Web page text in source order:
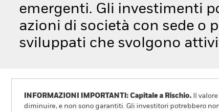
emergenti. Gli investimenti
azioni di società con sede o
sviluppati che svolgono
INFORMAZIONI IMPORTANTI: Capitale a Rischio. Il
diminuire, e non sono garantiti. Gli investitori potrebbero